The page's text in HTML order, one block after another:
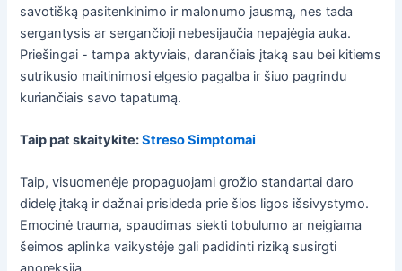
savotišką pasitenkinimo ir malonumo jausmą, nes tada
sergantysis ar sergančioji nebesijaučia nepajėgia auka.
Priešingai - tampa aktyviais, darančiais įtaką sau bei kitiems
sutrikusio maitinimosi elgesio pagalba ir šiuo pagrindu
kuriančiais savo tapatumą.
Taip pat skaitykite:Streso Simptomai
Taip, visuomenėje propaguojami grožio standartai daro
didelę įtaką ir dažnai prisideda prie šios ligos išsivystymo.
Emocinė trauma, spaudimas siekti tobulumo ar neigiama
šeimos aplinka vaikystėje gali padidinti riziką susirgti